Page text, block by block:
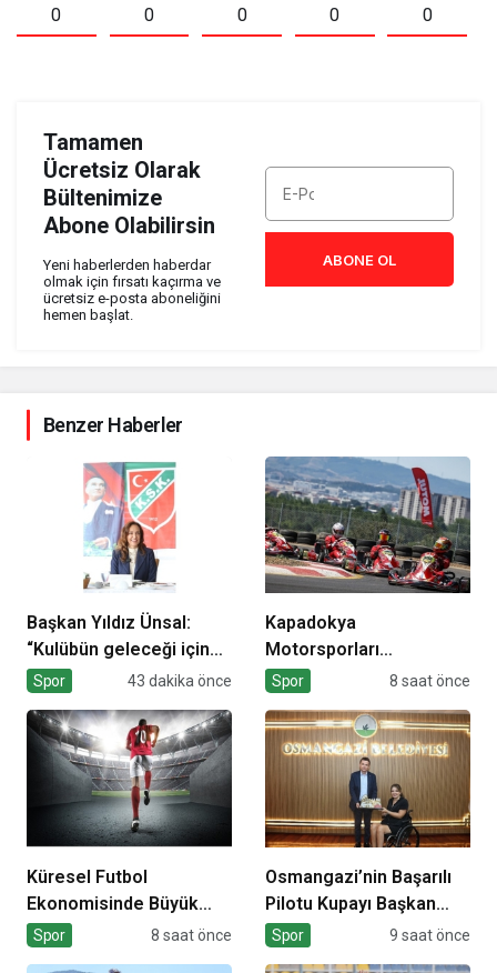
0 0 0 0 0
Tamamen
Ücretsiz Olarak
Bültenimize
Abone Olabilirsin
Yeni haberlerden haberdar
olmak için fırsatı kaçırma ve
ücretsiz e-posta aboneliğini
hemen başlat.
ABONE OL
Benzer Haberler
Başkan Yıldız Ünsal:
“Kulübün geleceği için
ortak irade
Spor 43 dakika önce
Kapadokya
Motorsporları
Kompleksi Açılıyor
Spor 8 saat önce
Küresel Futbol
Ekonomisinde Büyük
Dönüşüm!
Spor 8 saat önce
Osmangazi’nin Başarılı
Pilotu Kupayı Başkan
Aydın’la Paylaştı
Spor 9 saat önce